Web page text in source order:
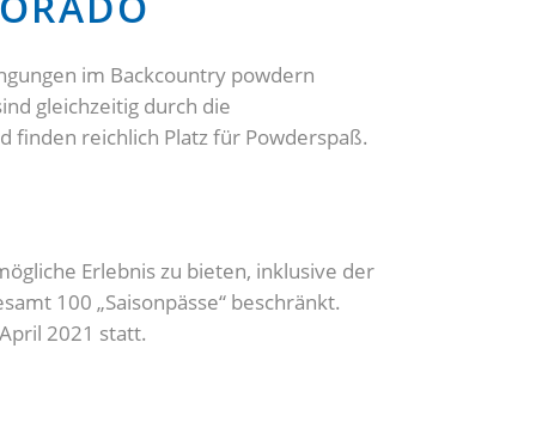
im Backcountry powdern
gleichzeitig durch die
finden reichlich Platz für Powderspaß.
Erlebnis zu bieten, inklusive der
100 „Saisonpässe“ beschränkt.
2021 statt.